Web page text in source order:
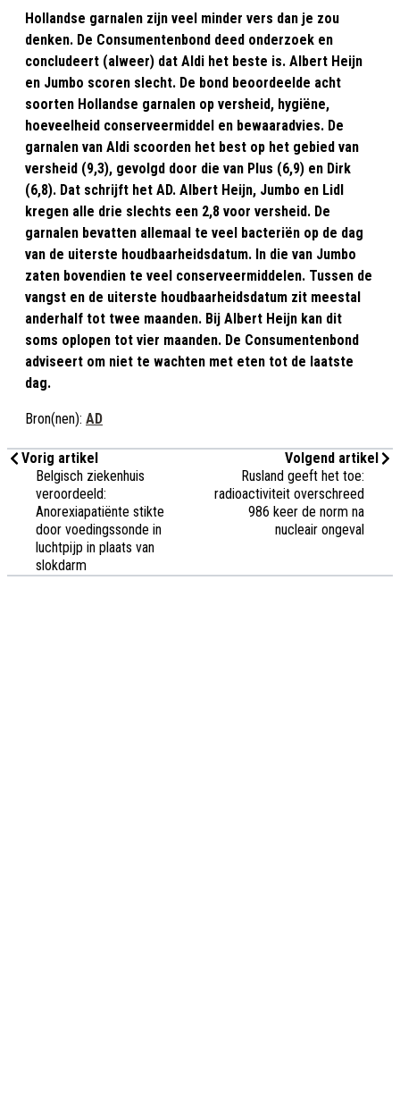
Hollandse garnalen zijn veel minder vers dan je zou
denken. De Consumentenbond deed onderzoek en
concludeert (alweer) dat Aldi het beste is. Albert Heijn
en Jumbo scoren slecht. De bond beoordeelde acht
soorten Hollandse garnalen op versheid, hygiëne,
hoeveelheid conserveermiddel en bewaaradvies. De
garnalen van Aldi scoorden het best op het gebied van
versheid (9,3), gevolgd door die van Plus (6,9) en Dirk
(6,8). Dat schrijft het AD. Albert Heijn, Jumbo en Lidl
kregen alle drie slechts een 2,8 voor versheid. De
garnalen bevatten allemaal te veel bacteriën op de dag
van de uiterste houdbaarheidsdatum. In die van Jumbo
zaten bovendien te veel conserveermiddelen. Tussen de
vangst en de uiterste houdbaarheidsdatum zit meestal
anderhalf tot twee maanden. Bij Albert Heijn kan dit
soms oplopen tot vier maanden. De Consumentenbond
adviseert om niet te wachten met eten tot de laatste
dag.
Bron(nen): AD
Vorig artikel
Belgisch ziekenhuis
veroordeeld:
Anorexiapatiënte stikte
door voedingssonde in
luchtpijp in plaats van
slokdarm
Volgend artikel
Rusland geeft het toe:
radioactiviteit overschreed
986 keer de norm na
nucleair ongeval